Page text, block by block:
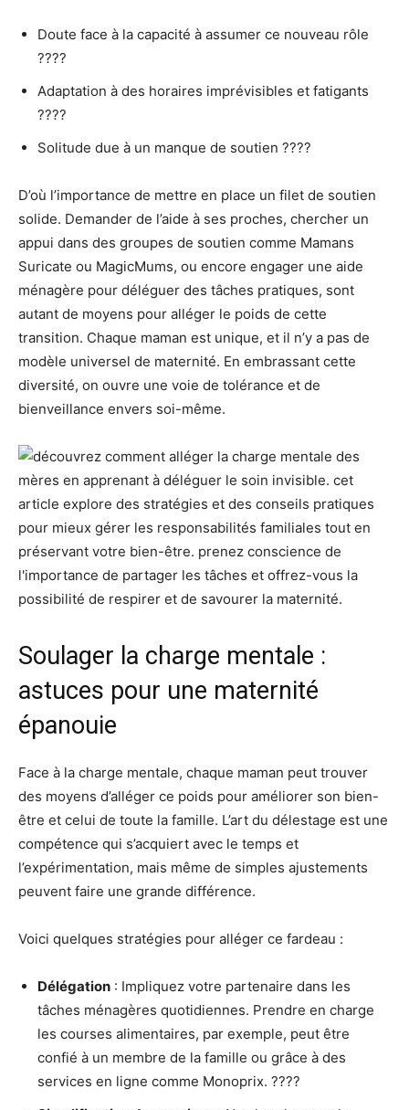
Doute face à la capacité à assumer ce nouveau rôle
????
Adaptation à des horaires imprévisibles et fatigants
????
Solitude due à un manque de soutien ????
D’où l’importance de mettre en place un filet de soutien
solide. Demander de l’aide à ses proches, chercher un
appui dans des groupes de soutien comme Mamans
Suricate ou MagicMums, ou encore engager une aide
ménagère pour déléguer des tâches pratiques, sont
autant de moyens pour alléger le poids de cette
transition. Chaque maman est unique, et il n’y a pas de
modèle universel de maternité. En embrassant cette
diversité, on ouvre une voie de tolérance et de
bienveillance envers soi-même.
Soulager la charge mentale :
astuces pour une maternité
épanouie
Face à la charge mentale, chaque maman peut trouver
des moyens d’alléger ce poids pour améliorer son bien-
être et celui de toute la famille. L’art du délestage est une
compétence qui s’acquiert avec le temps et
l’expérimentation, mais même de simples ajustements
peuvent faire une grande différence.
Voici quelques stratégies pour alléger ce fardeau :
Délégation : Impliquez votre partenaire dans les
tâches ménagères quotidiennes. Prendre en charge
les courses alimentaires, par exemple, peut être
confié à un membre de la famille ou grâce à des
services en ligne comme Monoprix. ????